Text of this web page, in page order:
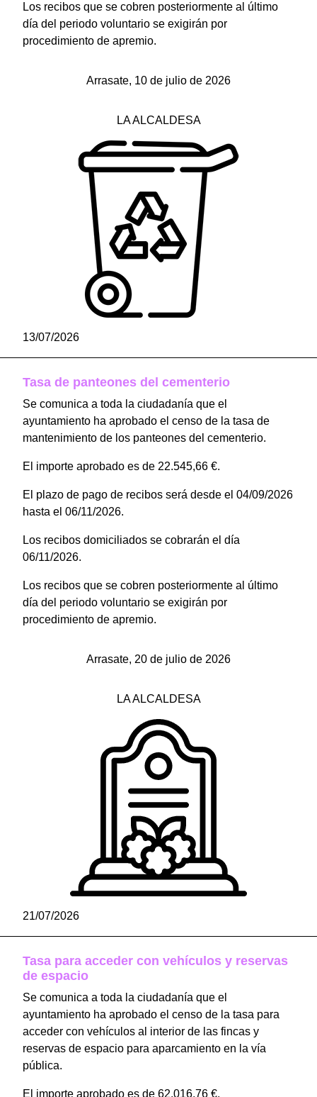
Los recibos que se cobren posteriormente al último
día del periodo voluntario se exigirán por
procedimiento de apremio.
Arrasate, 10 de julio de 2026
LA ALCALDESA
13/07/2026
Tasa de panteones del cementerio
Se comunica a toda la ciudadanía que el
ayuntamiento ha aprobado el censo de la tasa de
mantenimiento de los panteones del cementerio.
El importe aprobado es de 22.545,66 €.
El plazo de pago de recibos será desde el 04/09/2026
hasta el 06/11/2026.
Los recibos domiciliados se cobrarán el día
06/11/2026.
Los recibos que se cobren posteriormente al último
día del periodo voluntario se exigirán por
procedimiento de apremio.
Arrasate, 20 de julio de 2026
LA ALCALDESA
21/07/2026
Tasa para acceder con vehículos y reservas
de espacio
Se comunica a toda la ciudadanía que el
ayuntamiento ha aprobado el censo de la tasa para
acceder con vehículos al interior de las fincas y
reservas de espacio para aparcamiento en la vía
pública.
El importe aprobado es de 62.016,76 €.